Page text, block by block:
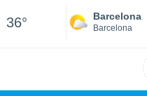
36° Barcelona
Barcelona